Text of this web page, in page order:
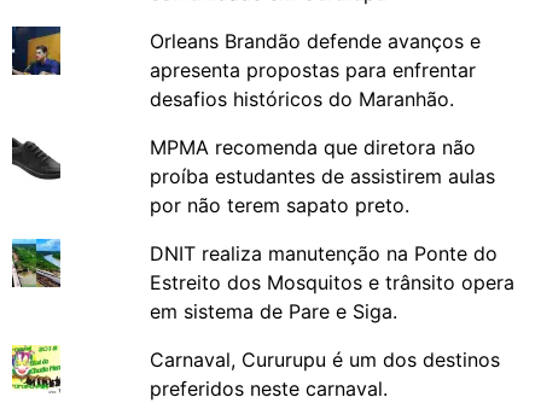
Orleans Brandão defende avanços e
apresenta propostas para enfrentar
desafios históricos do Maranhão.
MPMA recomenda que diretora não
proíba estudantes de assistirem aulas
por não terem sapato preto.
DNIT realiza manutenção na Ponte do
Estreito dos Mosquitos e trânsito opera
em sistema de Pare e Siga.
Carnaval, Cururupu é um dos destinos
preferidos neste carnaval.